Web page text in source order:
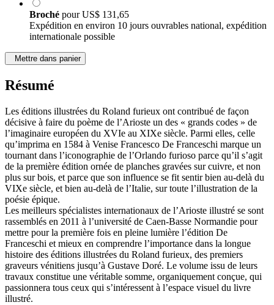
Broché pourUS$ 131,65
Expédition en environ 10 jours ouvrables national, expédition
internationale possible
Mettre dans panier
Résumé
Les éditions illustrées du Roland furieux ont contribué de façon
décisive à faire du poème de l’Arioste un des « grands codes » de
l’imaginaire européen du XVIe au XIXe siècle. Parmi elles, celle
qu’imprima en 1584 à Venise Francesco De Franceschi marque un
tournant dans l’iconographie de l’Orlando furioso parce qu’il s’agit
de la première édition ornée de planches gravées sur cuivre, et non
plus sur bois, et parce que son influence se fit sentir bien au-delà du
VIXe siècle, et bien au-delà de l’Italie, sur toute l’illustration de la
poésie épique.
Les meilleurs spécialistes internationaux de l’Arioste illustré se sont
rassemblés en 2011 à l’université de Caen-Basse Normandie pour
mettre pour la première fois en pleine lumière l’édition De
Franceschi et mieux en comprendre l’importance dans la longue
histoire des éditions illustrées du Roland furieux, des premiers
graveurs vénitiens jusqu’à Gustave Doré. Le volume issu de leurs
travaux constitue une véritable somme, organiquement conçue, qui
passionnera tous ceux qui s’intéressent à l’espace visuel du livre
illustré.